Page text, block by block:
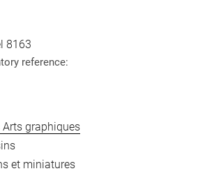
8163
reference:
Arts graphiques
et miniatures